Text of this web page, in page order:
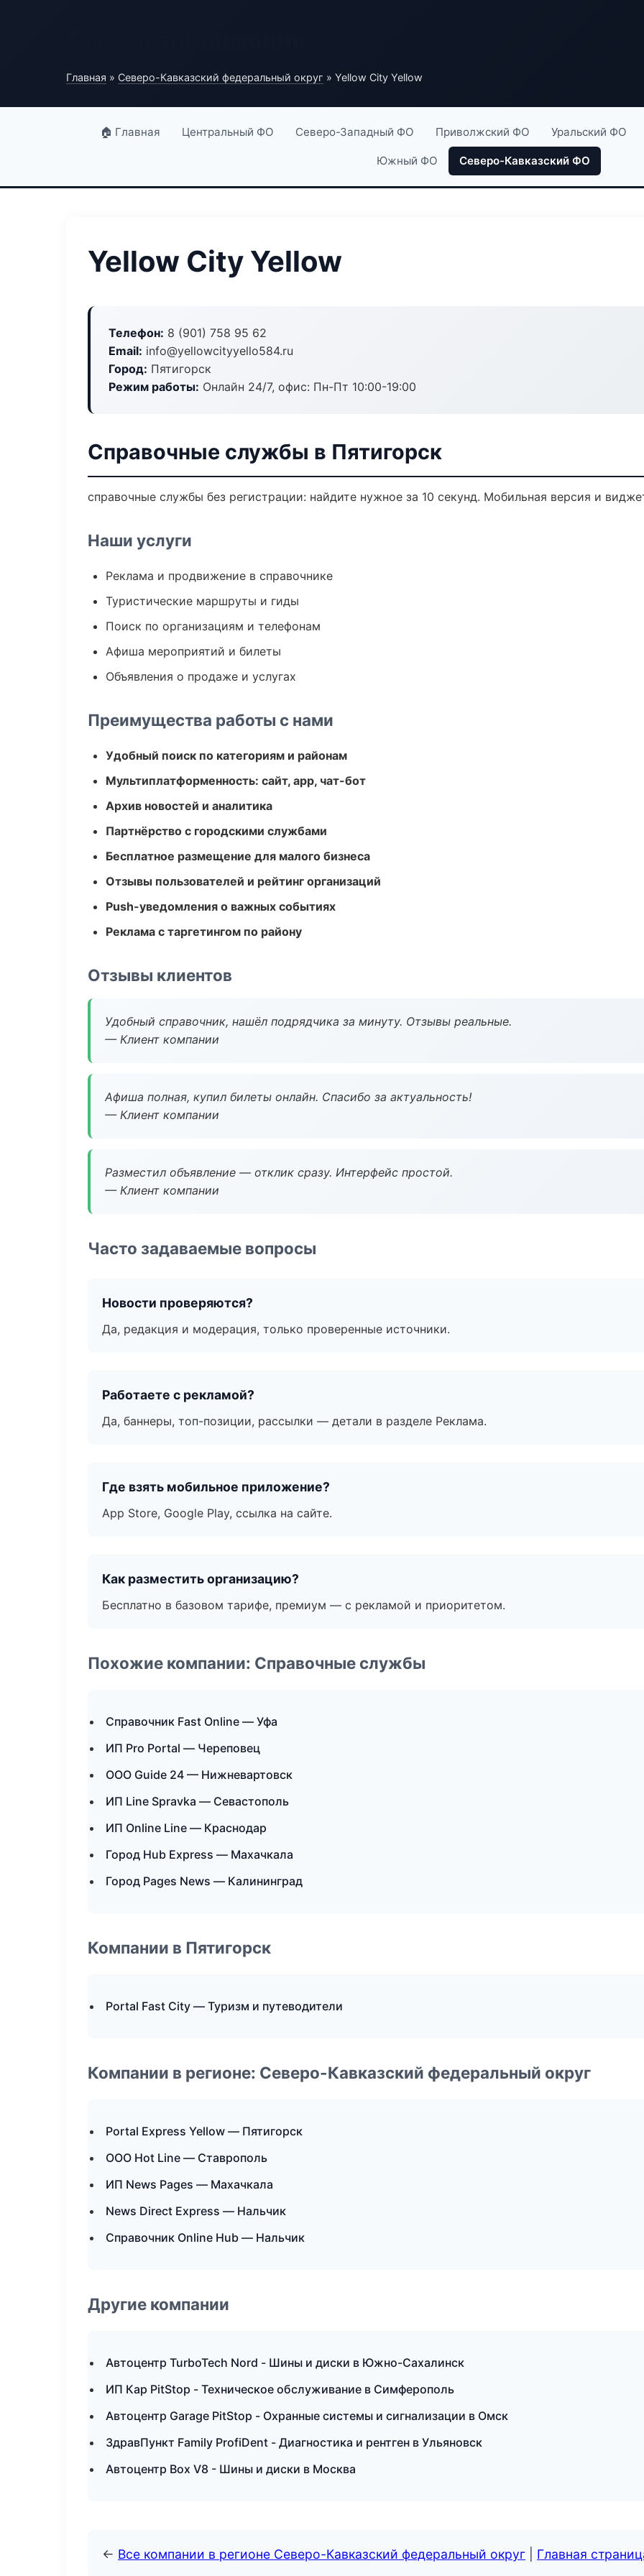
Главная » Северо-Кавказский федеральный округ » Yellow City Yellow
🏠 Главная Центральный ФО Северо-Западный ФО Приволжский ФО Уральский ФО
Южный ФО Северо-Кавказский ФО
Yellow City Yellow
Телефон: 8 (901) 758 95 62
Email: info@yellowcityyello584.ru
Город: Пятигорск
Режим работы: Онлайн 24/7, офис: Пн-Пт 10:00-19:00
Справочные службы в Пятигорск
справочные службы без регистрации: найдите нужное за 10 секунд. Мобильная версия и
Наши услуги
Реклама и продвижение в справочнике
Туристические маршруты и гиды
Поиск по организациям и телефонам
Афиша мероприятий и билеты
Объявления о продаже и услугах
Преимущества работы с нами
Удобный поиск по категориям и районам
Мультиплатформенность: сайт, app, чат-бот
Архив новостей и аналитика
Партнёрство с городскими службами
Бесплатное размещение для малого бизнеса
Отзывы пользователей и рейтинг организаций
Push-уведомления о важных событиях
Реклама с таргетингом по району
Отзывы клиентов
Удобный справочник, нашёл подрядчика за минуту. Отзывы реальные.
— Клиент компании
Афиша полная, купил билеты онлайн. Спасибо за актуальность!
— Клиент компании
Разместил объявление — отклик сразу. Интерфейс простой.
— Клиент компании
Часто задаваемые вопросы
Новости проверяются?
Да, редакция и модерация, только проверенные источники.
Работаете с рекламой?
Да, баннеры, топ-позиции, рассылки — детали в разделе Реклама.
Где взять мобильное приложение?
App Store, Google Play, ссылка на сайте.
Как разместить организацию?
Бесплатно в базовом тарифе, премиум — с рекламой и приоритетом.
Похожие компании: Справочные службы
Справочник Fast Online — Уфа
ИП Pro Portal — Череповец
ООО Guide 24 — Нижневартовск
ИП Line Spravka — Севастополь
ИП Online Line — Краснодар
Город Hub Express — Махачкала
Город Pages News — Калининград
Компании в Пятигорск
Portal Fast City — Туризм и путеводители
Компании в регионе: Северо-Кавказский федеральный округ
Portal Express Yellow — Пятигорск
ООО Hot Line — Ставрополь
ИП News Pages — Махачкала
News Direct Express — Нальчик
Справочник Online Hub — Нальчик
Другие компании
Автоцентр TurboTech Nord - Шины и диски в Южно-Сахалинск
ИП Кар PitStop - Техническое обслуживание в Симферополь
Автоцентр Garage PitStop - Охранные системы и сигнализации в Омск
ЗдравПункт Family ProfiDent - Диагностика и рентген в Ульяновск
Автоцентр Box V8 - Шины и диски в Москва
← Все компании в регионе Северо-Кавказский федеральный округ Главная